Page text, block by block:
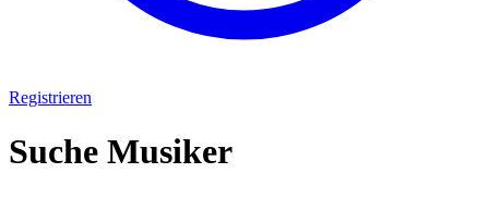
Registrieren
Suche Musiker